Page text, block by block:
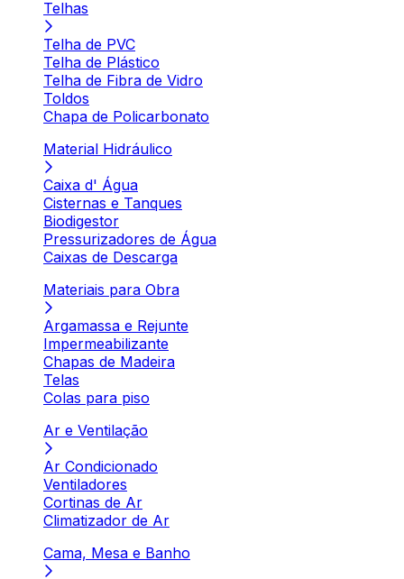
Telhas
Telha de PVC
Telha de Plástico
Telha de Fibra de Vidro
Toldos
Chapa de Policarbonato
Material Hidráulico
Caixa d' Água
Cisternas e Tanques
Biodigestor
Pressurizadores de Água
Caixas de Descarga
Materiais para Obra
Argamassa e Rejunte
Impermeabilizante
Chapas de Madeira
Telas
Colas para piso
Ar e Ventilação
Ar Condicionado
Ventiladores
Cortinas de Ar
Climatizador de Ar
Cama, Mesa e Banho